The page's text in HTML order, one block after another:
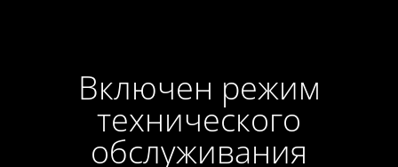
Включен режим
технического
обслуживания